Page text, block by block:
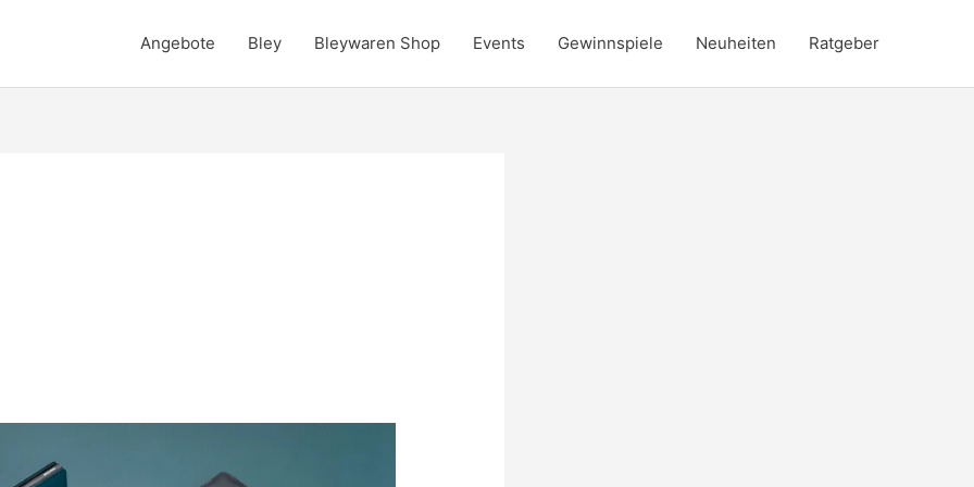
Angebote Bley Bleywaren Shop Events Gewinnspiele Neuheiten Ratgeber